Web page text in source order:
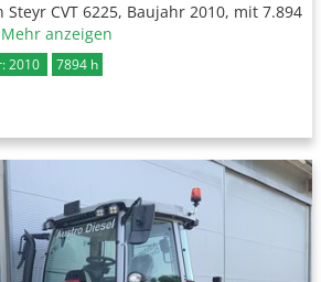
CVT 6225, Baujahr 2010, mit 7.894
Mehr anzeigen
2010 7894 h